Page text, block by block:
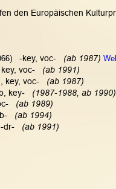
den Europäischen
   -key, voc-
(ab 1987)
key, voc-
(ab 1991)
key, voc-
(ab 1987)
b, key-
(1987-1988, ab 1990)
(ab 1989)
b-
(ab 1994)
-dr-
(ab 1991)